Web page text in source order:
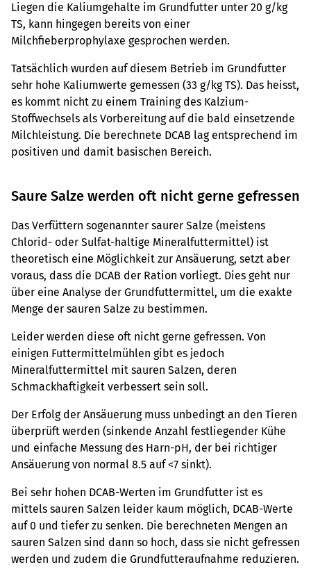
Liegen die Kaliumgehalte im Grundfutter unter 20 g/kg
TS, kann hingegen bereits von einer
Milchfieberprophylaxe gesprochen werden.
Tatsächlich wurden auf diesem Betrieb im Grundfutter
sehr hohe Kaliumwerte gemessen (33 g/kg TS). Das heisst,
es kommt nicht zu einem Training des Kalzium-
Stoffwechsels als Vorbereitung auf die bald einsetzende
Milchleistung. Die berechnete DCAB lag entsprechend im
positiven und damit basischen Bereich.
Saure Salze werden oft nicht gerne gefressen
Das Verfüttern sogenannter saurer Salze (meistens
Chlorid- oder Sulfat-haltige Mineralfuttermittel) ist
theoretisch eine Möglichkeit zur Ansäuerung, setzt aber
voraus, dass die DCAB der Ration vorliegt. Dies geht nur
über eine Analyse der Grundfuttermittel, um die exakte
Menge der sauren Salze zu bestimmen.
Leider werden diese oft nicht gerne gefressen. Von
einigen Futtermittelmühlen gibt es jedoch
Mineralfuttermittel mit sauren Salzen, deren
Schmackhaftigkeit verbessert sein soll.
Der Erfolg der Ansäuerung muss unbedingt an den Tieren
überprüft werden (sinkende Anzahl festliegender Kühe
und einfache Messung des Harn-pH, der bei richtiger
Ansäuerung von normal 8.5 auf <7 sinkt).
Bei sehr hohen DCAB-Werten im Grundfutter ist es
mittels sauren Salzen leider kaum möglich, DCAB-Werte
auf 0 und tiefer zu senken. Die berechneten Mengen an
sauren Salzen sind dann so hoch, dass sie nicht gefressen
werden und zudem die Grundfutteraufnahme reduzieren.